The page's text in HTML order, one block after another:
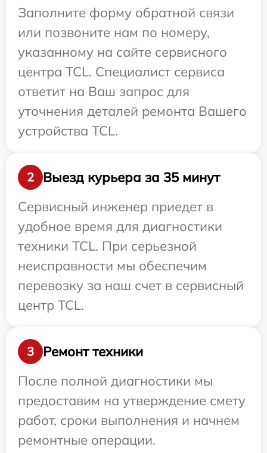
Заполните форму обратной связи
или позвоните нам по номеру,
указанному на сайте сервисного
центра TCL. Специалист сервиса
ответит на Ваш запрос для
уточнения деталей ремонта Вашего
устройства TCL.
2
Выезд курьера за 35 минут
Сервисный инженер приедет в
удобное время для диагностики
техники TCL. При серьезной
неисправности мы обеспечим
перевозку за наш счет в сервисный
центр TCL.
3
Ремонт техники
После полной диагностики мы
предоставим на утверждение смету
работ, сроки выполнения и начнем
ремонтные операции.